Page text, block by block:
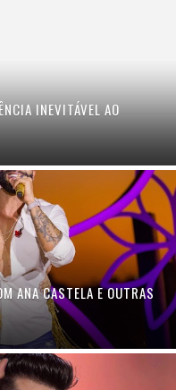
INEVITÁVEL AO
ANA CASTELA E OUTRAS